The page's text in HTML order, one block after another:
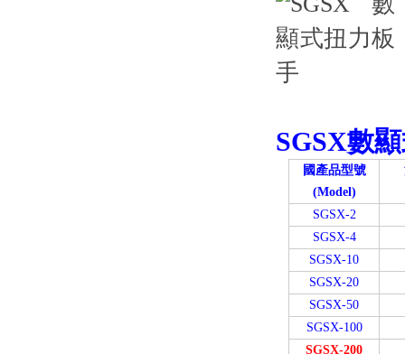
SGSX數
國產品型號
(Model)
SGSX-2
SGSX-4
SGSX-10
SGSX-20
SGSX-50
SGSX-100
SGSX-200